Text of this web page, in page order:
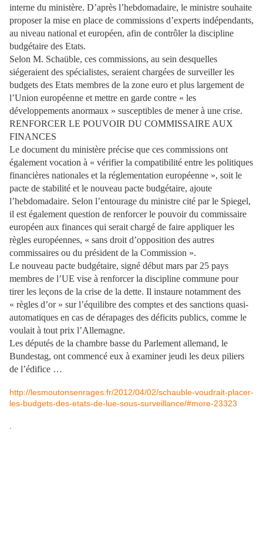
interne du ministère. D’après l’hebdomadaire, le ministre souhaite
proposer la mise en place de commissions d’experts indépendants,
au niveau national et européen, afin de contrôler la discipline
budgétaire des Etats.
Selon M. Schaüble, ces commissions, au sein desquelles
siégeraient des spécialistes, seraient chargées de surveiller les
budgets des Etats membres de la zone euro et plus largement de
l’Union européenne et mettre en garde contre « les
développements anormaux » susceptibles de mener à une crise.
RENFORCER LE POUVOIR DU COMMISSAIRE AUX
FINANCES
Le document du ministère précise que ces commissions ont
également vocation à « vérifier la compatibilité entre les politiques
financières nationales et la réglementation européenne », soit le
pacte de stabilité et le nouveau pacte budgétaire, ajoute
l’hebdomadaire. Selon l’entourage du ministre cité par le Spiegel,
il est également question de renforcer le pouvoir du commissaire
européen aux finances qui serait chargé de faire appliquer les
règles européennes, « sans droit d’opposition des autres
commissaires ou du président de la Commission ».
Le nouveau pacte budgétaire, signé début mars par 25 pays
membres de l’UE vise à renforcer la discipline commune pour
tirer les leçons de la crise de la dette. Il instaure notamment des
« règles d’or » sur l’équilibre des comptes et des sanctions quasi-
automatiques en cas de dérapages des déficits publics, comme le
voulait à tout prix l’Allemagne.
Les députés de la chambre basse du Parlement allemand, le
Bundestag, ont commencé eux à examiner jeudi les deux piliers
de l’édifice …
http://lesmoutonsenrages.fr/2012/04/02/schauble-voudrait-placer-
les-budgets-des-etats-de-lue-sous-surveillance/#more-23323